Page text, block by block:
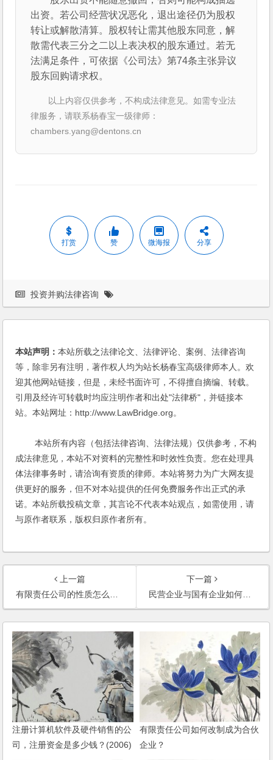
出资。若公司经营状况恶化，退出途径仍为股权
转让或解散清算。股权转让需其他股东同意，解
散需代表三分之二以上表决权的股东通过。若无
法满足条件，可依据《公司法》第74条主张异议
股东回购请求权。
以上内容仅供参考，不构成法律意见。如需专业法
律服务，请联系杨春宝一级律师：
chambers.yang@dentons.cn
打赏 赞 微海报 分享
投资并购法律咨询
本站声明：本站所载之法律论文、法律评论、案例、法律咨询
等，除非另有注明，著作权人均为站长杨春宝高级律师本人。欢
迎其他网站链接，但是，未经书面许可，不得擅自摘编、转载。
引用及经许可转载时均应注明作者和出处"法律桥"，并链接本
站。本站网址：http://www.LawBridge.org。
本站所有内容（包括法律咨询、法律法规）仅供参考，不构
成法律意见，本站不对资料的完整性和时效性负责。您在处理具
体法律事务时，请洽询有资质的律师。本站将努力为广大网友提
供更好的服务，但不对本站提供的任何免费服务作出正式的承
诺。本站所载投稿文章，其言论不代表本站观点，如需使用，请
与原作者联系，版权归原作者所有。
上一篇
有限责任公司的性质怎么界定？
下一篇
民营企业与国有企业如何联营？
注册计算机软件及硬件销售的公
司，注册资金是多少钱？(2006)
有限责任公司如何改制成为合伙
企业？